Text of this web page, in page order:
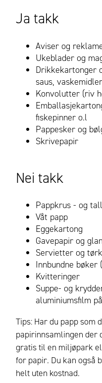
Ja takk
Aviser og
Ukeblader og
Drikkekartonger
saus,
Konvolutter (riv
fiskepinner o.l
Pappesker og
Skrivepapir
Nei takk
Pappkrus - og
Våt papp
Eggekartong
Gavepapir og
Servietter og
Innbundne bøker
Kvitteringer
Suppe- og
aluminiumsfilm
Tips: Har du papp som
papirinnsamlingen der
gratis til en miljøpark
for papir. Du kan også
helt uten kostnad.